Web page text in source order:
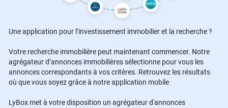
Une application pour l’investissement immobilier et la recherche ?
Votre recherche immobilière peut maintenant commencer. Notre
agrégateur d’annonces immobilières sélectionne pour vous les
annonces correspondants à vos critères. Retrouvez les résultats
où que vous soyez grâce à notre application mobile
LyBox met à votre disposition un agrégateur d'annonces